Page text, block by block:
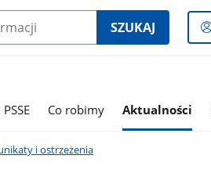
SZUKAJ
PSSE Co robimy Aktualności
i ostrzeżenia